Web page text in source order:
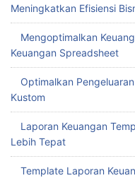
Meningkatkan Efisiensi
Mengoptimalkan
Keuangan Spreadsheet
Optimalkan
Kustom
Laporan Keuangan
Lebih Tepat
Template Laporan